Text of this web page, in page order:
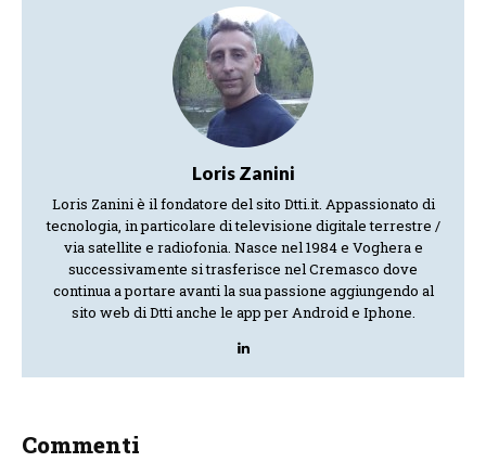
Loris Zanini
Loris Zanini è il fondatore del sito Dtti.it. Appassionato di
tecnologia, in particolare di televisione digitale terrestre /
via satellite e radiofonia. Nasce nel 1984 e Voghera e
successivamente si trasferisce nel Cremasco dove
continua a portare avanti la sua passione aggiungendo al
sito web di Dtti anche le app per Android e Iphone.
Commenti